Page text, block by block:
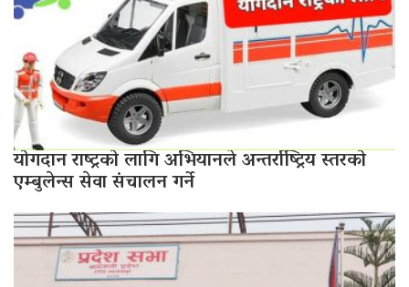
योगदान राष्ट्रको लागि अभियानले अन्तर्राष्ट्रिय स्तरको
एम्बुलेन्स सेवा संचालन गर्ने